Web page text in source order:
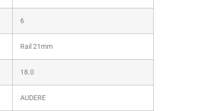
6
Rail 21mm
18.0
AUDERE